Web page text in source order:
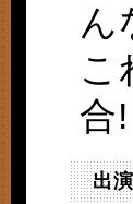
ん
こ
合
出